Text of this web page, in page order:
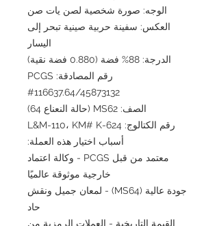
الوجه: صورة شخصية لصن يات صن
العكس: سفينة حربية صينية تبحر إلى
اليسار
الدرجة: 88% فضة (0.880 فضة نقية)
رقم المصادقة: PCGS
#116637.64/45873132
الصف: MS62 (حالة النعناع 64)
رقم الكتالوج: L&M-110، KM# K-624
أسباب اختيار هذه العملة:
معتمد من قبل PCGS - وكالة اعتماد
خارجية موثوقة عالميًا
جودة عالية (MS64) - لمعان جميل ونقش
حاد
القيمة التاريخية - العملات الرمزية من